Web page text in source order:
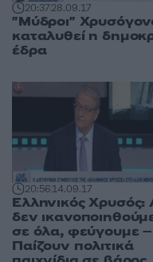
20:3728.09.17
"Μύδροι"
καταλυθεί η
έδρα
20:5614.09.17
Ελληνικός Χρυσός:
δεν
σε όλα, φεύγουμε –
Παίζουν πολιτικά